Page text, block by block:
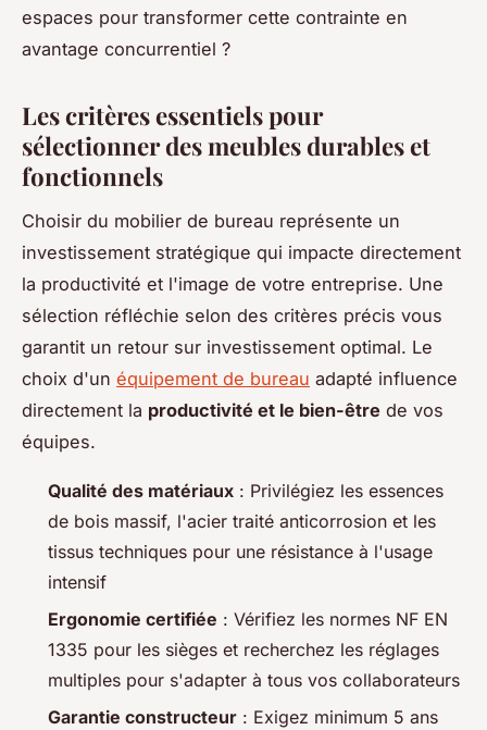
espaces pour transformer cette contrainte en
avantage concurrentiel ?
Les critères essentiels pour
sélectionner des meubles durables et
fonctionnels
Choisir du mobilier de bureau représente un
investissement stratégique qui impacte directement
la productivité et l'image de votre entreprise. Une
sélection réfléchie selon des critères précis vous
garantit un retour sur investissement optimal. Le
choix d'un équipement de bureau adapté influence
directement la productivité et le bien-être de vos
équipes.
Qualité des matériaux : Privilégiez les essences
de bois massif, l'acier traité anticorrosion et les
tissus techniques pour une résistance à l'usage
intensif
Ergonomie certifiée : Vérifiez les normes NF EN
1335 pour les sièges et recherchez les réglages
multiples pour s'adapter à tous vos collaborateurs
Garantie constructeur : Exigez minimum 5 ans